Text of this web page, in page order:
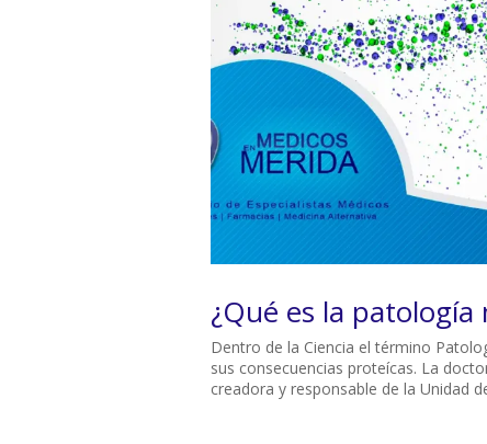
¿Qué es la patología
Dentro de la Ciencia el término
sus consecuencias proteícas. La
creadora y responsable de la Unidad